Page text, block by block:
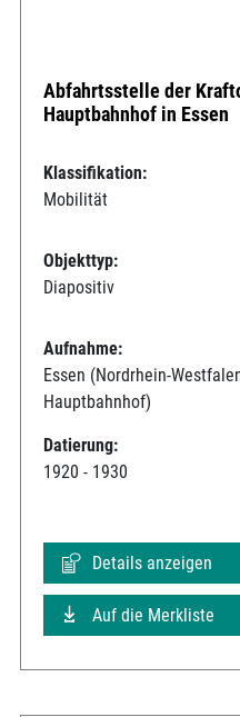
Abfahrtsstelle der
Hauptbahnhof in Essen
Klassifikation:
Mobilität
Objekttyp:
Diapositiv
Aufnahme:
Essen (Nordrhein-
Hauptbahnhof)
Datierung:
1920 - 1930
Details anzeigen
Auf die Merkliste